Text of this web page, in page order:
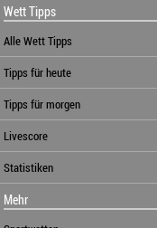
Wett Tipps
Alle Wett Tipps
Tipps für heute
Tipps für morgen
Livescore
Statistiken
Mehr